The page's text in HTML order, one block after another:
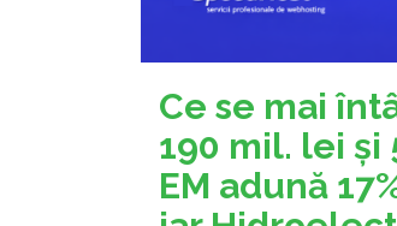
Ce se mai
190 mil. lei şi
EM adună